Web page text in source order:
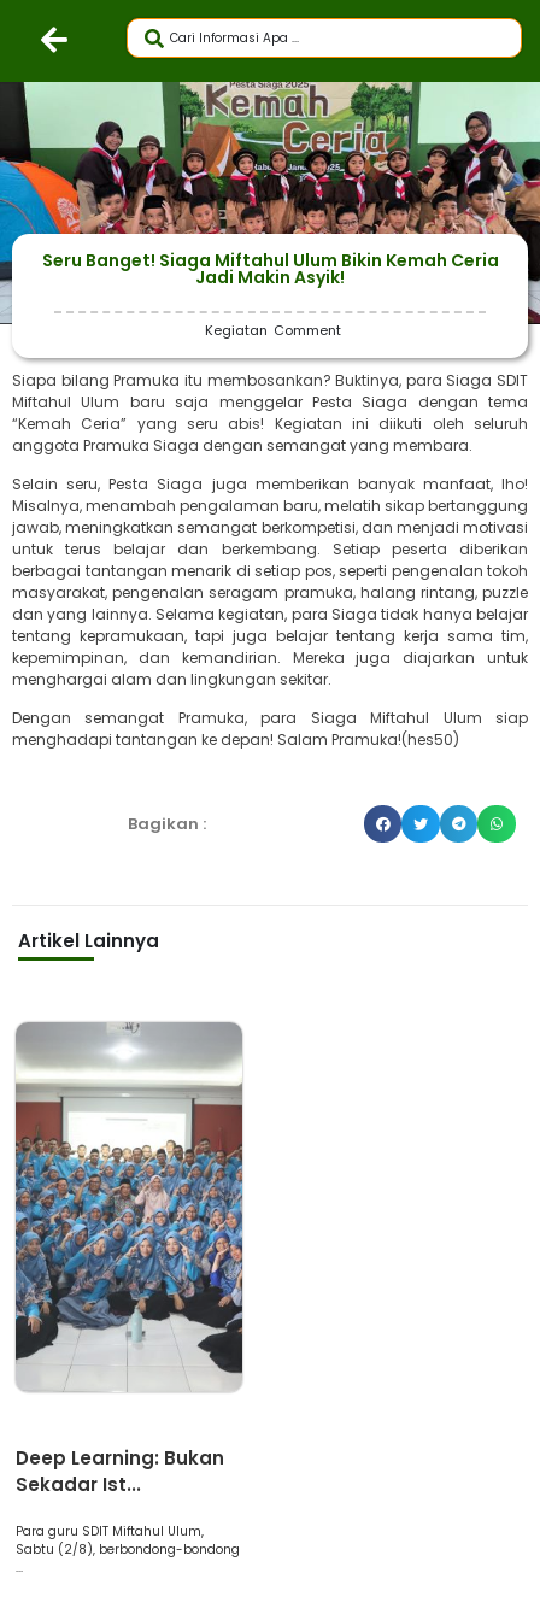
Seru Banget! Siaga Miftahul Ulum Bikin Kemah Ceria
Jadi Makin Asyik!
Kegiatan Comment
Siapa bilang Pramuka itu membosankan? Buktinya, para Siaga SDIT
Miftahul Ulum baru saja menggelar Pesta Siaga dengan tema
“Kemah Ceria” yang seru abis! Kegiatan ini diikuti oleh seluruh
anggota Pramuka Siaga dengan semangat yang membara.
Selain seru, Pesta Siaga juga memberikan banyak manfaat, lho!
Misalnya, menambah pengalaman baru, melatih sikap bertanggung
jawab, meningkatkan semangat berkompetisi, dan menjadi motivasi
untuk terus belajar dan berkembang. Setiap peserta diberikan
berbagai tantangan menarik di setiap pos, seperti pengenalan tokoh
masyarakat, pengenalan seragam pramuka, halang rintang, puzzle
dan yang lainnya. Selama kegiatan, para Siaga tidak hanya belajar
tentang kepramukaan, tapi juga belajar tentang kerja sama tim,
kepemimpinan, dan kemandirian. Mereka juga diajarkan untuk
menghargai alam dan lingkungan sekitar.
Dengan semangat Pramuka, para Siaga Miftahul Ulum siap
menghadapi tantangan ke depan! Salam Pramuka!(hes50)
Bagikan :
Artikel Lainnya
Deep Learning: Bukan
Sekadar Ist...
Para guru SDIT Miftahul Ulum,
Sabtu (2/8), berbondong-bondong
...